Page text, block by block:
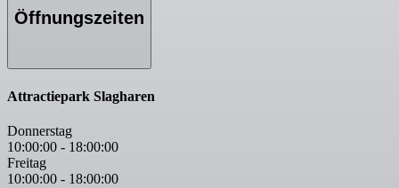
Öffnungszeiten
Attractiepark Slagharen
Donnerstag
10:00:00 - 18:00:00
Freitag
10:00:00 - 18:00:00